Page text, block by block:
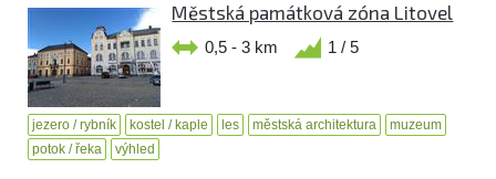
Městská památková zóna Litovel
0,5 - 3 km 1 / 5
jezero / rybník kostel / kaple les městská architektura
muzeum
potok / řeka
výhled